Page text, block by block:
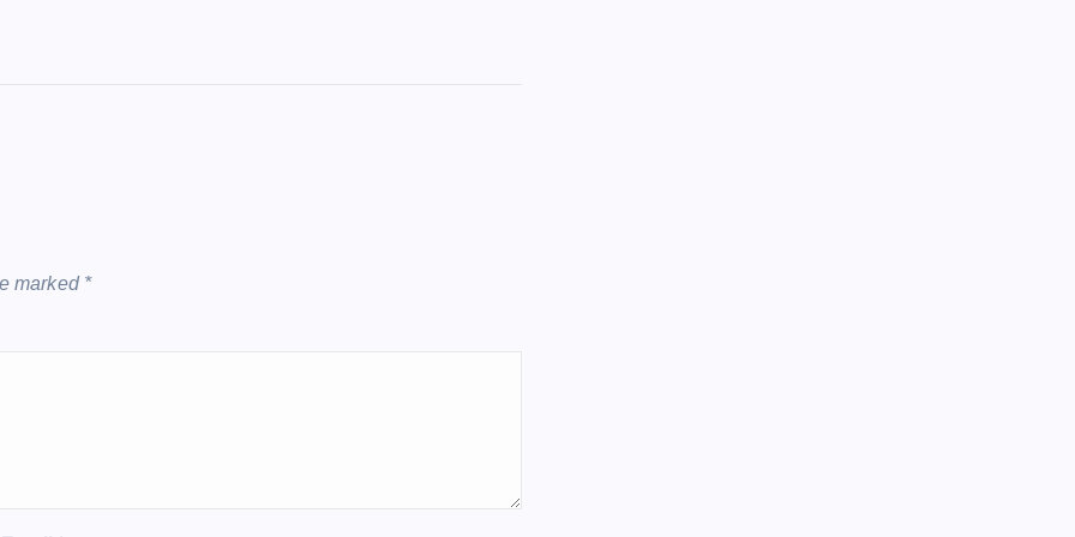
marked *